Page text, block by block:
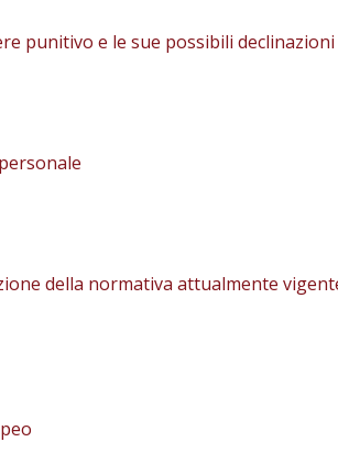
punitivo e le sue possibili declinazioni
della normativa attualmente